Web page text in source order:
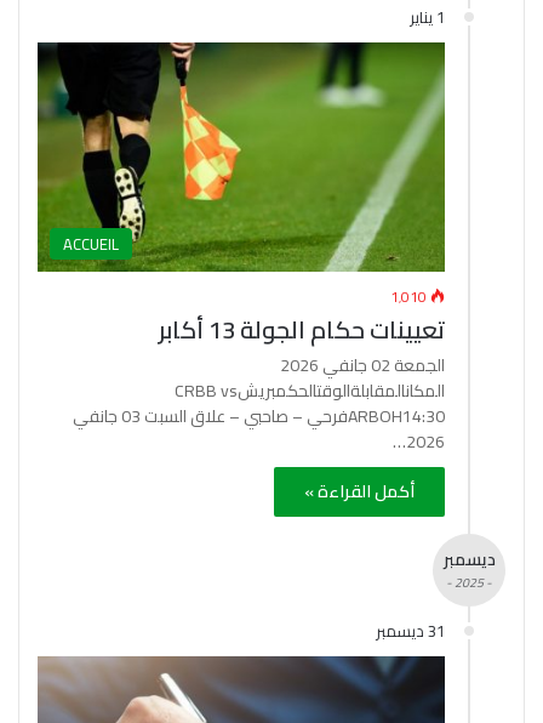
1 يناير
ACCUEIL
1٬010
تعيينات حكام الجولة 13 أكابر
الجمعة 02 جانفي 2026
المكانالمقابلةالوقتالحكمبريشCRBB vs
ARBOH14:30فرحي – صاحبي – علاق السبت 03 جانفي
2026…
أكمل القراءة »
ديسمبر
- 2025 -
31 ديسمبر